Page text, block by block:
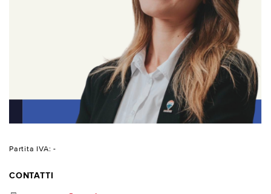
Partita IVA: -
CONTATTI